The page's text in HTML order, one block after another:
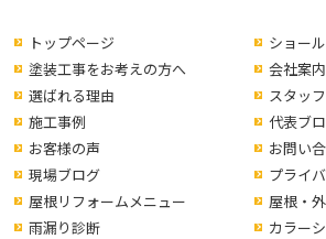
トップページ
塗装工事をお考えの方へ
選ばれる理由
ショー
会社案内
スタッ
施工事例
お客様の声
現場ブログ
代表ブ
お問い
プライ
屋根リフォームメニュー
雨漏り診断
屋根・
カラー